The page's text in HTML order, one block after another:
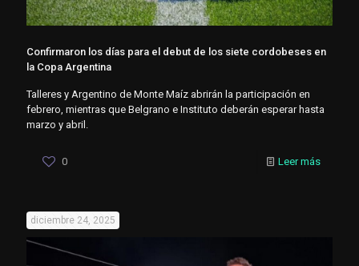
Confirmaron los días para el debut de los siete cordobeses en
la Copa Argentina
Talleres y Argentino de Monte Maíz abrirán la participación en
febrero, mientras que Belgrano e Instituto deberán esperar hasta
marzo y abril.
0 Leer más
diciembre 24, 2025